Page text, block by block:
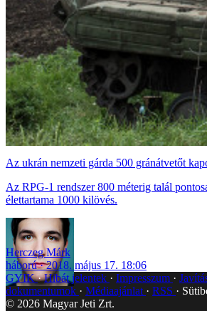
Az ukrán nemzeti gárda 500 gránátvetőt
Az RPG-1 rendszer 800 méterig talál
élettartama 1000 kilövés.
Herczeg Márk
háború
2018. május 17. 18:06
GYIK Hibát jelentek Impresszum
dokumentumok
Médiaajánlat RSS
© 2026 Magyar Jeti Zrt.